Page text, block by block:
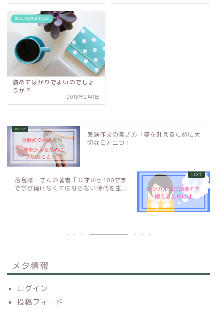
カンノのひとりごと
褒めてばかりでよいのでしょ
うか？
2018年2月1日
受験作文の書き方「夢を叶えるために大
切なこと二つ」
落合陽一さんの著書『０才から100才ま
で学び続けなくてはならない時代を生...
メタ情報
ログイン
投稿フィード